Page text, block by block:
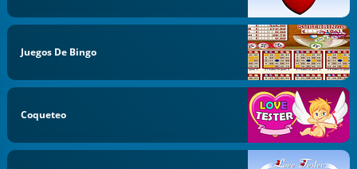
Juegos De Bingo
Coqueteo